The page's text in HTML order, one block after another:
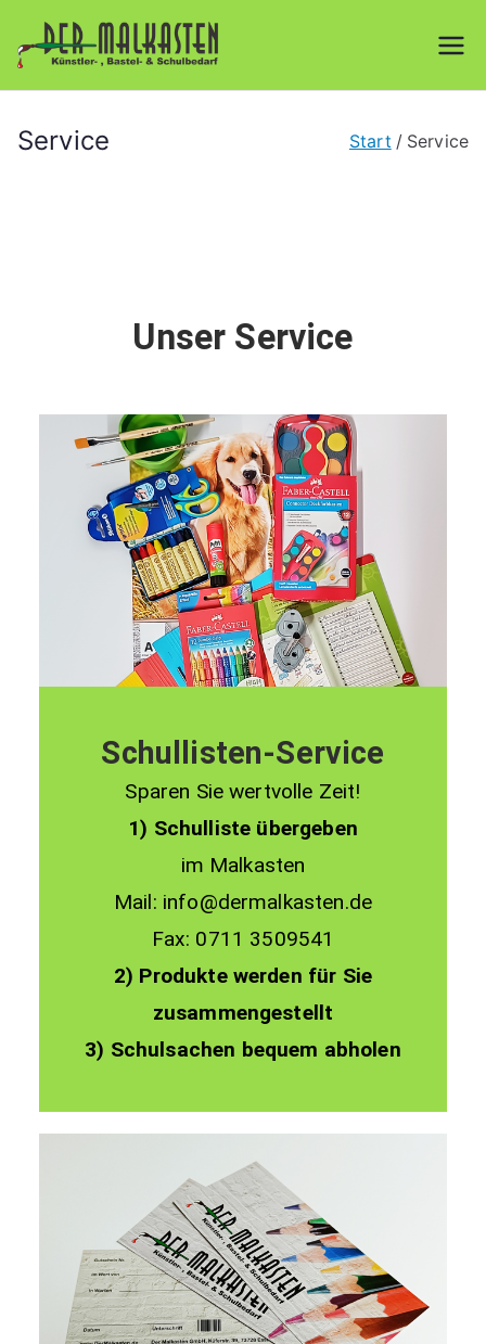
Malkasten
Schulbedarf
Service Start Service
Unser Service
Schullisten-Service
Sparen Sie wertvolle Zeit!
1) Schulliste übergeben
im Malkasten
Mail: info@dermalkasten.de
Fax: 0711 3509541
2) Produkte werden für Sie
zusammengestellt
3) Schulsachen bequem abholen